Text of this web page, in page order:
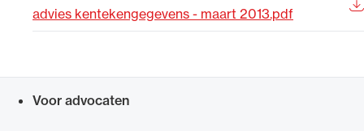
advies kentekengegevens - maart 2013.pdf
Voor advocaten
Alle wet- en regelgeving voor de advocatuur.